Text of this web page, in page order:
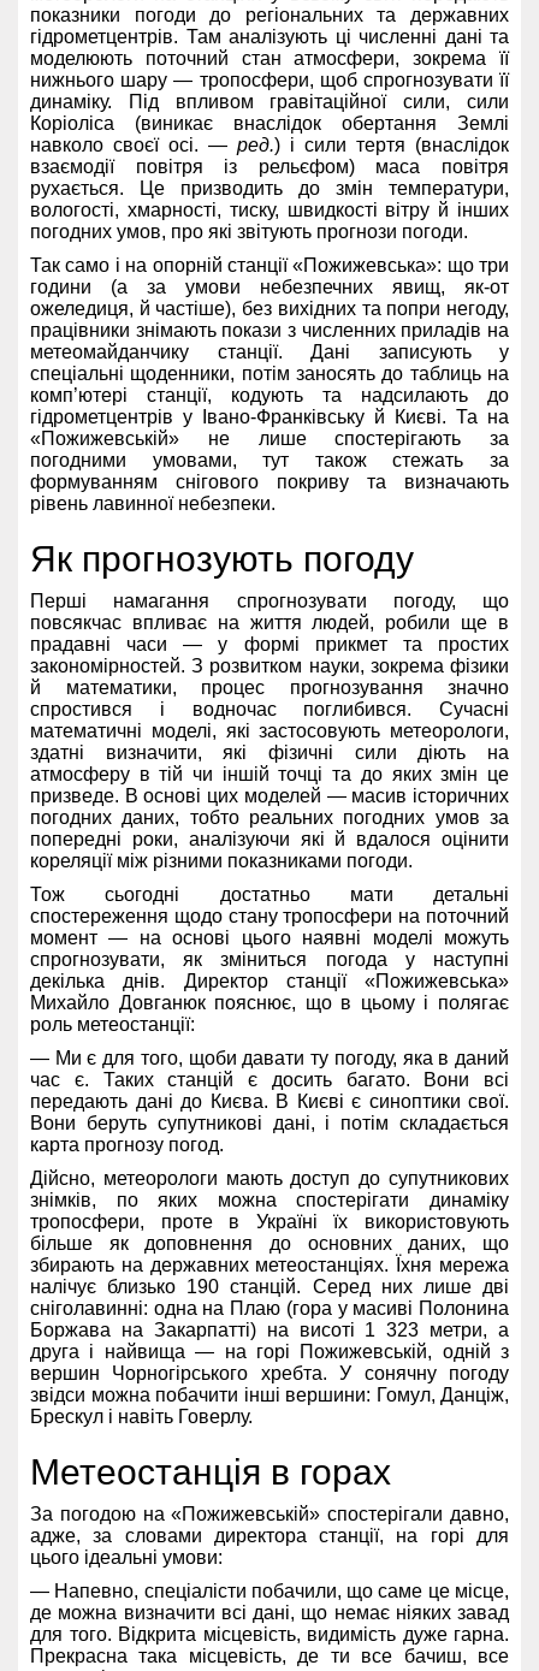
показники погоди до регіональних та державних
гідрометцентрів. Там аналізують ці численні дані та
моделюють поточний стан атмосфери, зокрема її
нижнього шару — тропосфери, щоб спрогнозувати її
динаміку. Під впливом гравітаційної сили, сили
Коріоліса (виникає внаслідок обертання Землі
навколо своєї осі. — ред.) і сили тертя (внаслідок
взаємодії повітря із рельєфом) маса повітря
рухається. Це призводить до змін температури,
вологості, хмарності, тиску, швидкості вітру й інших
погодних умов, про які звітують прогнози погоди.
Так само і на опорній станції «Пожижевська»: що три
години (а за умови небезпечних явищ, як-от
ожеледиця, й частіше), без вихідних та попри негоду,
працівники знімають покази з численних приладів на
метеомайданчику станції. Дані записують у
спеціальні щоденники, потім заносять до таблиць на
комп’ютері станції, кодують та надсилають до
гідрометцентрів у Івано-Франківську й Києві. Та на
«Пожижевській» не лише спостерігають за
погодними умовами, тут також стежать за
формуванням снігового покриву та визначають
рівень лавинної небезпеки.
Як прогнозують погоду
Перші намагання спрогнозувати погоду, що
повсякчас впливає на життя людей, робили ще в
прадавні часи — у формі прикмет та простих
закономірностей. З розвитком науки, зокрема фізики
й математики, процес прогнозування значно
спростився і водночас поглибився. Сучасні
математичні моделі, які застосовують метеорологи,
здатні визначити, які фізичні сили діють на
атмосферу в тій чи іншій точці та до яких змін це
призведе. В основі цих моделей — масив історичних
погодних даних, тобто реальних погодних умов за
попередні роки, аналізуючи які й вдалося оцінити
кореляції між різними показниками погоди.
Тож сьогодні достатньо мати детальні
спостереження щодо стану тропосфери на поточний
момент — на основі цього наявні моделі можуть
спрогнозувати, як зміниться погода у наступні
декілька днів. Директор станції «Пожижевська»
Михайло Довганюк пояснює, що в цьому і полягає
роль метеостанції:
— Ми є для того, щоби давати ту погоду, яка в даний
час є. Таких станцій є досить багато. Вони всі
передають дані до Києва. В Києві є синоптики свої.
Вони беруть супутникові дані, і потім складається
карта прогнозу погод.
Дійсно, метеорологи мають доступ до супутникових
знімків, по яких можна спостерігати динаміку
тропосфери, проте в Україні їх використовують
більше як доповнення до основних даних, що
збирають на державних метеостанціях. Їхня мережа
налічує близько 190 станцій. Серед них лише дві
сніголавинні: одна на Плаю (гора у масиві Полонина
Боржава на Закарпатті) на висоті 1 323 метри, а
друга і найвища — на горі Пожижевській, одній з
вершин Чорногірського хребта. У сонячну погоду
звідси можна побачити інші вершини: Гомул, Данціж,
Брескул і навіть Говерлу.
Метеостанція в горах
За погодою на «Пожижевській» спостерігали давно,
адже, за словами директора станції, на горі для
цього ідеальні умови:
— Напевно, спеціалісти побачили, що саме це місце,
де можна визначити всі дані, що немає ніяких завад
для того. Відкрита місцевість, видимість дуже гарна.
Прекрасна така місцевість, де ти все бачиш, все